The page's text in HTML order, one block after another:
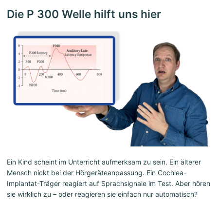
Die P 300 Welle hilft uns hier
Ein Kind scheint im Unterricht aufmerksam zu sein. Ein älterer
Mensch nickt bei der Hörgeräteanpassung. Ein Cochlea-
Implantat-Träger reagiert auf Sprachsignale im Test. Aber hören
sie wirklich zu – oder reagieren sie einfach nur automatisch?